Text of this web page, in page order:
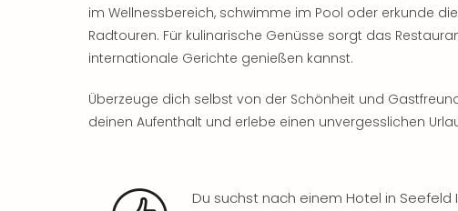
im Wellnessbereich, schwimme im Pool oder erkunde
Radtouren. Für kulinarische Genüsse sorgt das
internationale Gerichte genießen kannst.
Überzeuge dich selbst von der Schönheit und
deinen Aufenthalt und erlebe einen unvergesslichen
Du suchst nach einem Hotel in Seefeld